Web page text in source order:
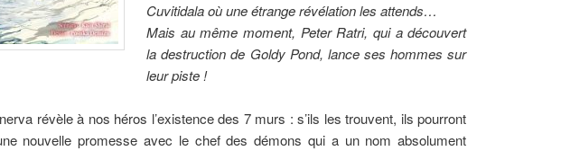
Cuvitidala où une étrange révélation les attends…
Mais au même moment, Peter Ratri, qui a découvert
la destruction de Goldy Pond, lance ses hommes sur
leur piste !
révèle à nos héros l’existence des 7 murs : s’ils les trouvent, ils pourront
nouvelle promesse avec le chef des démons qui a un nom absolument